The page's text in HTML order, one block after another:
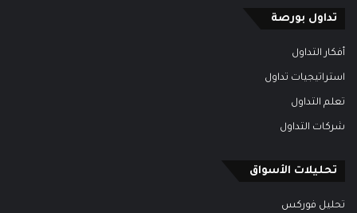
تداول بورصة
أفكار التداول
استراتيجيات تداول
تعلم التداول
شركات التداول
تحليلات الأسواق
تحليل فوركس